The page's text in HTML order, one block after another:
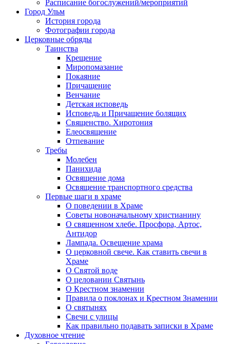
Расписание богослужений/мероприятий
Город Ульм
История города
Фотографии города
Церковные обряды
Таинства
Крещение
Миропомазание
Покаяние
Причащение
Венчание
Детская исповедь
Исповедь и Причащение болящих
Священство. Хиротония
Елеосвящение
Отпевание
Требы
Молебен
Панихида
Освящение дома
Освящение транспортного средства
Первые шаги в храме
О поведении в Храме
Советы новоначальному христианину
О священном хлебе. Просфора, Артос,
Антидор
Лампада. Освещение храма
О церковной свече. Как ставить свечи в
Храме
О Святой воде
О целовании Святынь
О Крестном знамении
Правила о поклонах и Крестном Знамении
О святынях
Свечи с улицы
Как правильно подавать записки в Храме
Духовное чтение